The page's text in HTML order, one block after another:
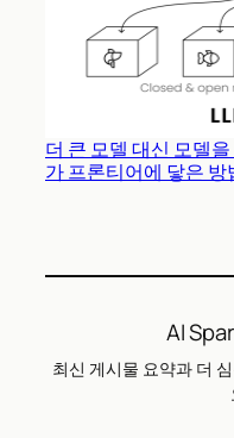
더 큰 모델 대신 모델
가 프론티어에 닿은 방
AI
최신 게시물 요약과 더